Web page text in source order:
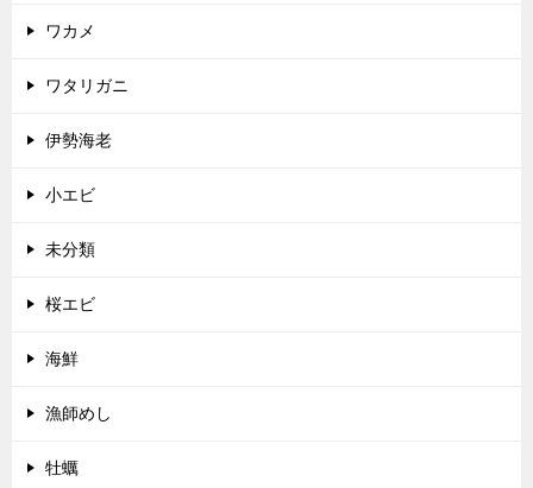
ワカメ
ワタリガニ
伊勢海老
小エビ
未分類
桜エビ
海鮮
漁師めし
牡蠣